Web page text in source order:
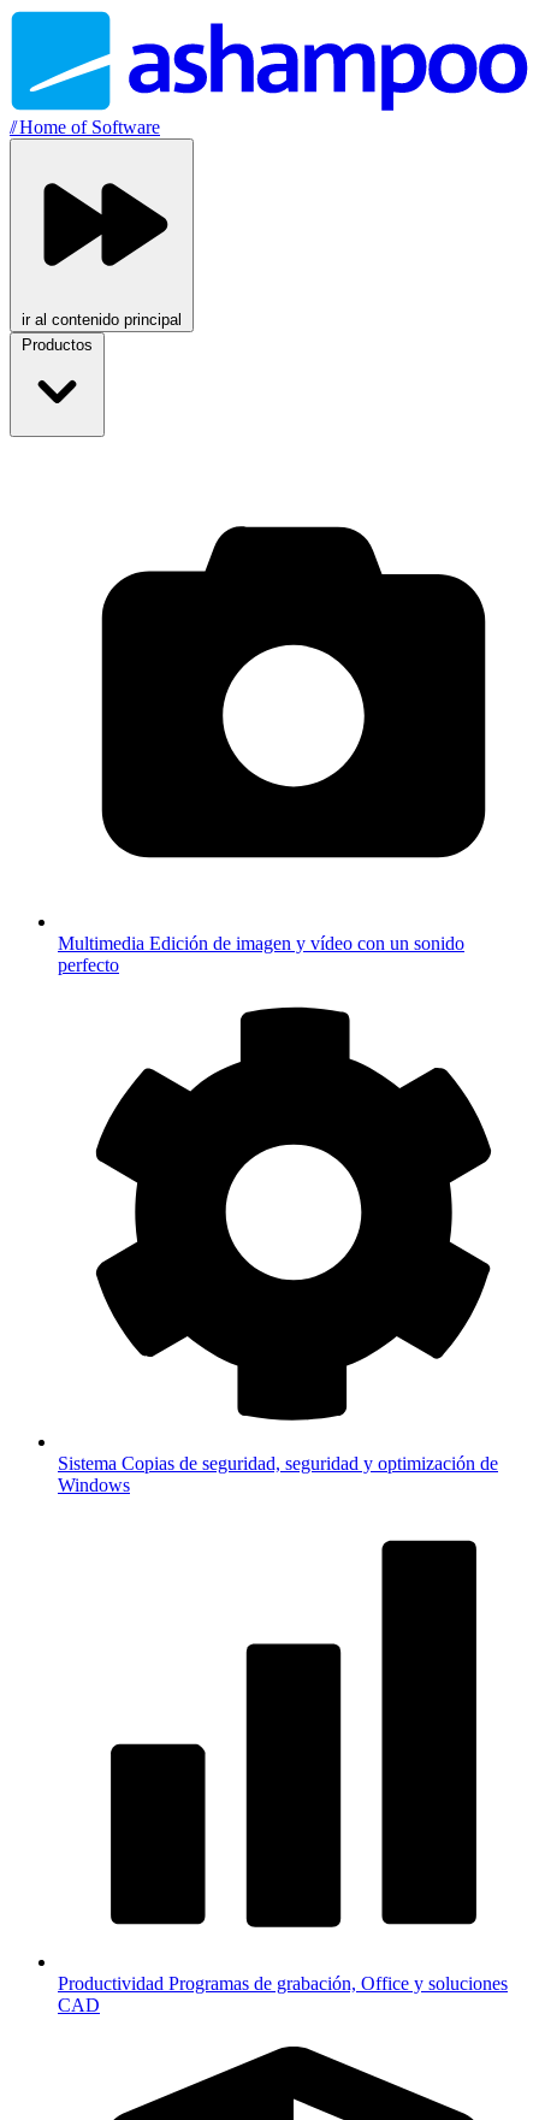
//Home of Software
ir al contenido principal
Productos
Multimedia Edición de imagen y vídeo con un sonido
perfecto
Sistema Copias de seguridad, seguridad y optimización de
Windows
Productividad Programas de grabación, Office y soluciones
CAD